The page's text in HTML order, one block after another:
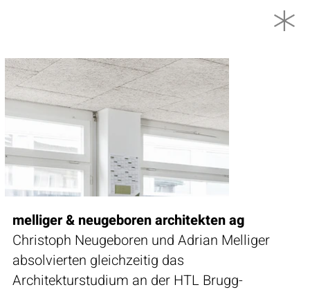
melliger & neugeboren architekten ag
Christoph Neugeboren und Adrian Melliger
absolvierten gleichzeitig das
Architekturstudium an der HTL Brugg-